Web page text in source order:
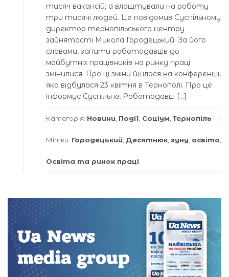
тисяч вакансій, а влаштували на роботу
три тисячі людей. Це повідомив Суспільному
директор тернопільського центру
зайнятості Микола Городецький. За його
словами, запити роботодавців до
майбутніх працівників на ринку праці
змінилися. Про ці зміни йшлося на конференції,
яка відбулася 23 квітня в Тернополі. Про це
інформує Суспільне. Роботодавці […]
Категорія: Новини Події Соціум Тернопіль
Мітки: Городецький Десятнюк зуну освіта
Освіта та ринок праці